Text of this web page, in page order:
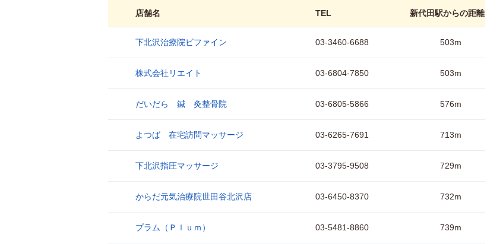
店舗名 TEL 新代田駅からの距離
下北沢治療院ビファイン 03-3460-6688 503m
株式会社リエイト 03-6804-7850 503m
だいだら 鍼 灸整骨院 03-6805-5866 576m
よつば 在宅訪問マッサージ 03-6265-7691 713m
下北沢指圧マッサージ 03-3795-9508 729m
からだ元気治療院世田谷北沢店 03-6450-8370 732m
プラム（Ｐｌｕｍ） 03-5481-8860 739m